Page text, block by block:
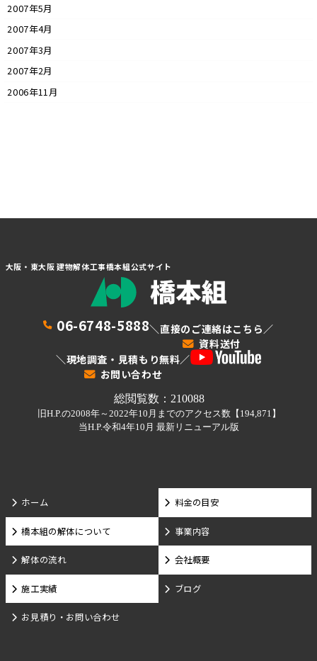
2007年5月
2007年4月
2007年3月
2007年2月
2006年11月
大阪・東大阪 建物解体工事橋本組公式サイト
06-6748-5888＼直接のご連絡はこちら／
資料送付
＼現地調査・見積もり無料／
お問い合わせ
ホーム 料金の目安
橋本組の解体について 事業内容
解体の流れ 会社概要
施工実績 ブログ
お見積り・お問い合わせ